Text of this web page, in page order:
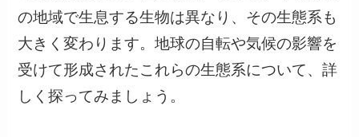
の地域で生息する生物は異なり、その生態系も
大きく変わります。地球の自転や気候の影響を
受けて形成されたこれらの生態系について、詳
しく探ってみましょう。